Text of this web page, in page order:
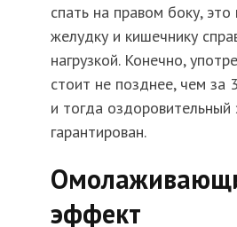
спать на правом боку, это
желудку и кишечнику
нагрузкой. Конечно,
стоит не позднее, чем за
и тогда
гарантирован.
эффект